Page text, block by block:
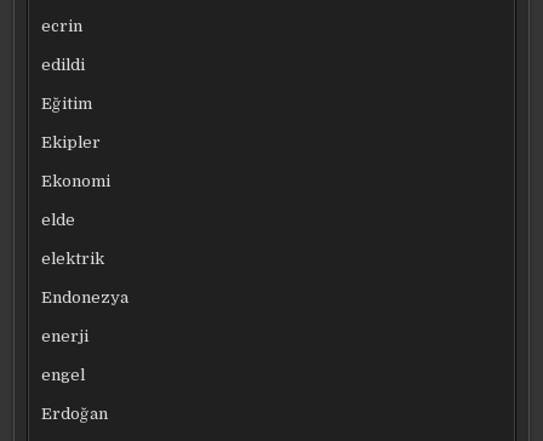
ecrin
edildi
Eğitim
Ekipler
Ekonomi
elde
elektrik
Endonezya
enerji
engel
Erdoğan